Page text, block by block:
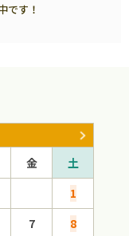
です！
金
土
1
7
8